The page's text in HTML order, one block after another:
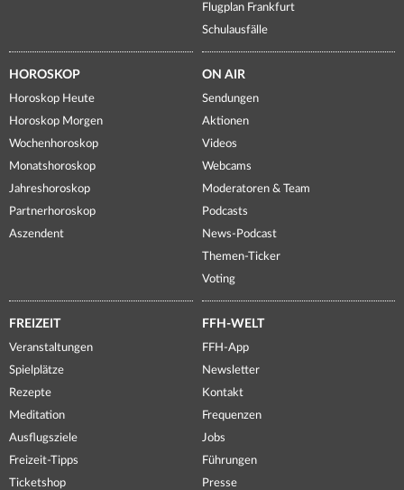
Flugplan Frankfurt
Schulausfälle
HOROSKOP
Horoskop Heute
Horoskop Morgen
Wochenhoroskop
Monatshoroskop
Jahreshoroskop
Partnerhoroskop
Aszendent
ON AIR
Sendungen
Aktionen
Videos
Webcams
Moderatoren & Team
Podcasts
News-Podcast
Themen-Ticker
Voting
FREIZEIT
Veranstaltungen
Spielplätze
Rezepte
Meditation
Ausflugsziele
Freizeit-Tipps
Ticketshop
FFH-WELT
FFH-App
Newsletter
Kontakt
Frequenzen
Jobs
Führungen
Presse